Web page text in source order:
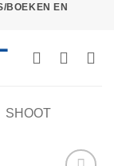
BOEKEN EN
SHOOT